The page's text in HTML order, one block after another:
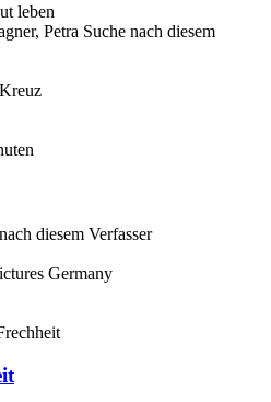
leben
Petra Suche nach diesem
diesem Verfasser
Germany